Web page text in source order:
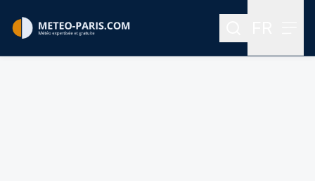
Rechercher